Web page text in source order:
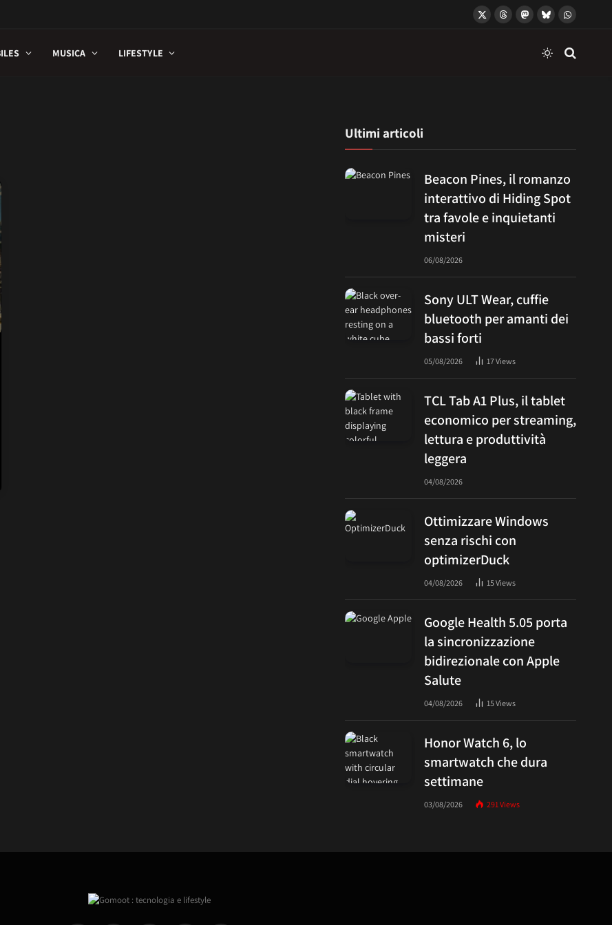
X
ThreadsMastodon
BlueskyWhatsApp
MUSICA LIFESTYLE
Ultimi articoli
Beacon Pines, il romanzo
interattivo di Hiding Spot
tra favole e inquietanti
misteri
06/08/2026
Sony ULT Wear, cuffie
bluetooth per amanti dei
bassi forti
05/08/2026 17Views
TCL Tab A1 Plus, il tablet
economico per streaming,
lettura e produttività
leggera
04/08/2026
Ottimizzare Windows
senza rischi con
optimizerDuck
04/08/2026 15Views
Google Health 5.05 porta
la sincronizzazione
bidirezionale con Apple
Salute
04/08/2026 15Views
Honor Watch 6, lo
smartwatch che dura
settimane
03/08/2026 291Views